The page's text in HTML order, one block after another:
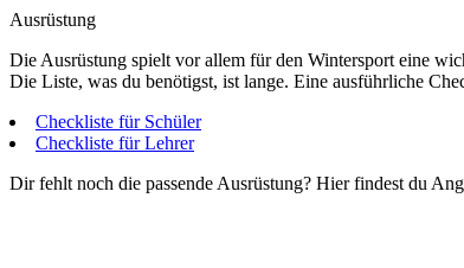
Ausrüstung
Die Ausrüstung spielt vor allem für den Wintersport eine
Die Liste, was du benötigst, ist lange. Eine ausführliche
Checkliste für Schüler
Checkliste für Lehrer
Dir fehlt noch die passende Ausrüstung? Hier findest du